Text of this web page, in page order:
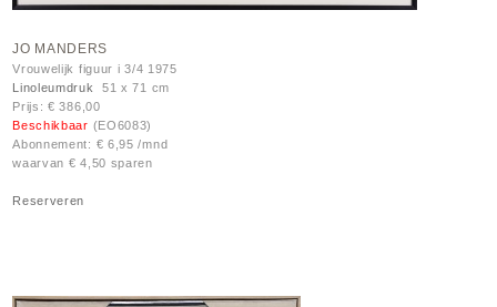
JO MANDERS
Vrouwelijk figuur i 3/4 1975
Linoleumdruk
51 x 71 cm
Prijs: € 386,00
Beschikbaar (EO6083)
Abonnement: € 6,95 /mnd
waarvan € 4,50 sparen
Reserveren